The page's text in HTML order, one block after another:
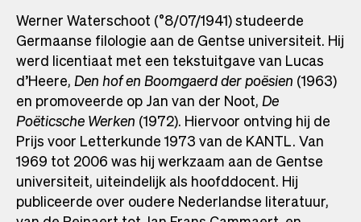
Werner Waterschoot (°8/07/1941) studeerde
Germaanse filologie aan de Gentse universiteit. Hij
werd licentiaat met een tekstuitgave van Lucas
d’Heere,Den hof en Boomgaerd der poësien (1963)
en promoveerde op Jan van der Noot,De
Poëticsche Werken (1972). Hiervoor ontving hij de
Prijs voor Letterkunde 1973 van de KANTL. Van
1969 tot 2006 was hij werkzaam aan de Gentse
universiteit, uiteindelijk als hoofddocent. Hij
publiceerde over oudere Nederlandse literatuur,